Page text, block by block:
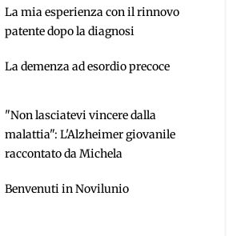
La mia esperienza con il rinnovo
patente dopo la diagnosi
La demenza ad esordio precoce
"Non lasciatevi vincere dalla
malattia": L'Alzheimer giovanile
raccontato da Michela
Benvenuti in Novilunio